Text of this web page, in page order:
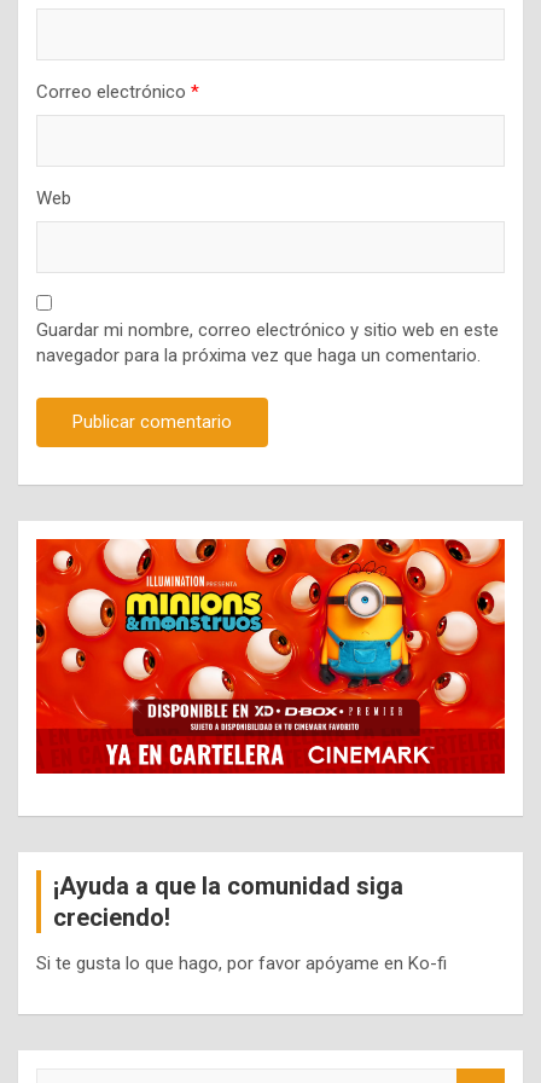
Correo electrónico *
Web
Guardar mi nombre, correo electrónico y sitio web en este
navegador para la próxima vez que haga un comentario.
¡Ayuda a que la comunidad siga
creciendo!
Si te gusta lo que hago, por favor apóyame en Ko-fi